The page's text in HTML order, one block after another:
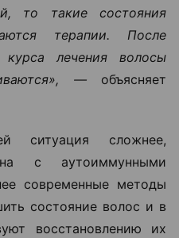
то такие состояния
терапии. После
лечения волосы
—объясняет
ситуация сложнее,
с аутоиммунными
современные методы
состояние волос и в
восстановлению их